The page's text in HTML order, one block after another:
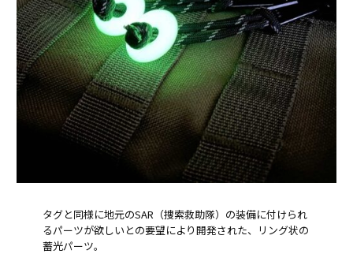
タグと同様に地元のSAR（捜索救助隊）の装備に付けられ
るパーツが欲しいとの要望により開発された、リング状の
蓄光パーツ。